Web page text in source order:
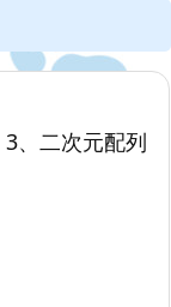
、二次元配列